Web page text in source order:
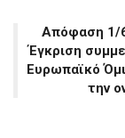
Απόφαση 1/
Έγκριση
Ευρωπαϊκό
την